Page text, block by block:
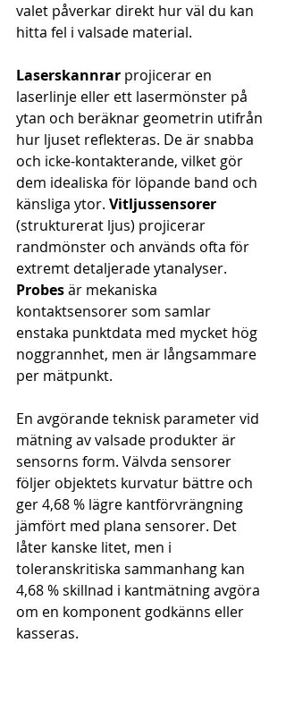
valet påverkar direkt hur väl du kan
hitta fel i valsade material.
Laserskannrar projicerar en
laserlinje eller ett lasermönster på
ytan och beräknar geometrin utifrån
hur ljuset reflekteras. De är snabba
och icke-kontakterande, vilket gör
dem idealiska för löpande band och
känsliga ytor. Vitljussensorer
(strukturerat ljus) projicerar
randmönster och används ofta för
extremt detaljerade ytanalyser.
Probes är mekaniska
kontaktsensorer som samlar
enstaka punktdata med mycket hög
noggrannhet, men är långsammare
per mätpunkt.
En avgörande teknisk parameter vid
mätning av valsade produkter är
sensorns form. Välvda sensorer
följer objektets kurvatur bättre och
ger 4,68 % lägre kantförvrängning
jämfört med plana sensorer. Det
låter kanske litet, men i
toleranskritiska sammanhang kan
4,68 % skillnad i kantmätning avgöra
om en komponent godkänns eller
kasseras.